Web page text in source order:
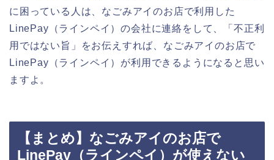
に困っている人は、なごみアイのお店で利用した
LinePay（ラインペイ）の会社に連絡をして、「不正利
用ではない旨」をお伝えすれば、なごみアイのお店で
LinePay（ラインペイ）が利用できるようになると思い
ますよ。
【まとめ】なごみアイのお店で
LinePay（ラインペイ）が使えない